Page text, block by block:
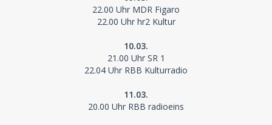
22.00 Uhr MDR Figaro
22.00 Uhr hr2 Kultur
10.03.
21.00 Uhr SR 1
22.04 Uhr RBB Kulturradio
11.03.
20.00 Uhr RBB radioeins